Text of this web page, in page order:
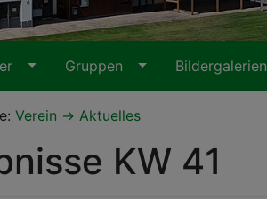
Gruppen Bildergalerien
Verein Aktuelles
KW 41